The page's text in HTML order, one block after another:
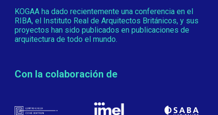
KOGAA ha dado recientemente una conferencia en el
RIBA, el Instituto Real de Arquitectos Británicos, y sus
proyectos han sido publicados en publicaciones de
arquitectura de todo el mundo.
Con la colaboración de